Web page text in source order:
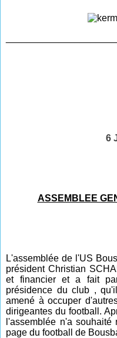
6
ASSEMBLEE
L'assemblée de l'US
président Christian
et financier et a fait
présidence du club ,
amené à occuper
dirigeantes du football.
l'assemblée n'a
page du football de